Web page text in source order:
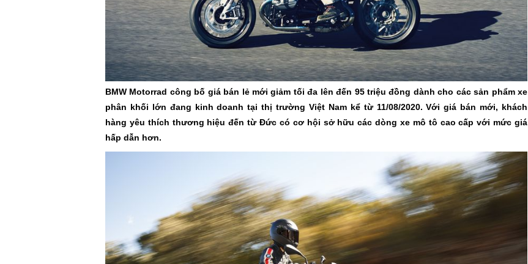
BMW Motorrad công bố giá bán lẻ mới giảm tối đa lên đến 95 triệu đồng dành cho các sản phẩm xe
phân khối lớn đang kinh doanh tại thị trường Việt Nam kể từ 11/08/2020. Với giá bán mới, khách
hàng yêu thích thương hiệu đến từ Đức có cơ hội sở hữu các dòng xe mô tô cao cấp với mức giá
hấp dẫn hơn.